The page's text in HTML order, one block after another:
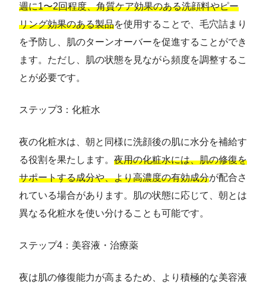
週に1〜2回程度、角質ケア効果のある洗顔料やピー
リング効果のある製品を使用することで、毛穴詰まり
を予防し、肌のターンオーバーを促進することができ
ます。ただし、肌の状態を見ながら頻度を調整するこ
とが必要です。
ステップ3：化粧水
夜の化粧水は、朝と同様に洗顔後の肌に水分を補給す
る役割を果たします。 夜用の化粧水には、肌の修復を
サポートする成分や、より高濃度の有効成分が配合さ
れている場合があります。肌の状態に応じて、朝とは
異なる化粧水を使い分けることも可能です。
ステップ4：美容液・治療薬
夜は肌の修復能力が高まるため、より積極的な美容液